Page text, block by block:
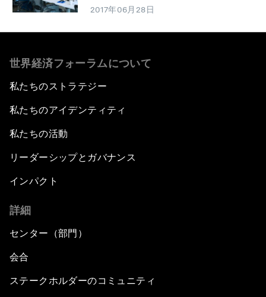
2017年06月28日
世界経済フォーラムについて
私たちのストラテジー
私たちのアイデンティティ
私たちの活動
リーダーシップとガバナンス
インパクト
詳細
センター（部門）
会合
ステークホルダーのコミュニティ